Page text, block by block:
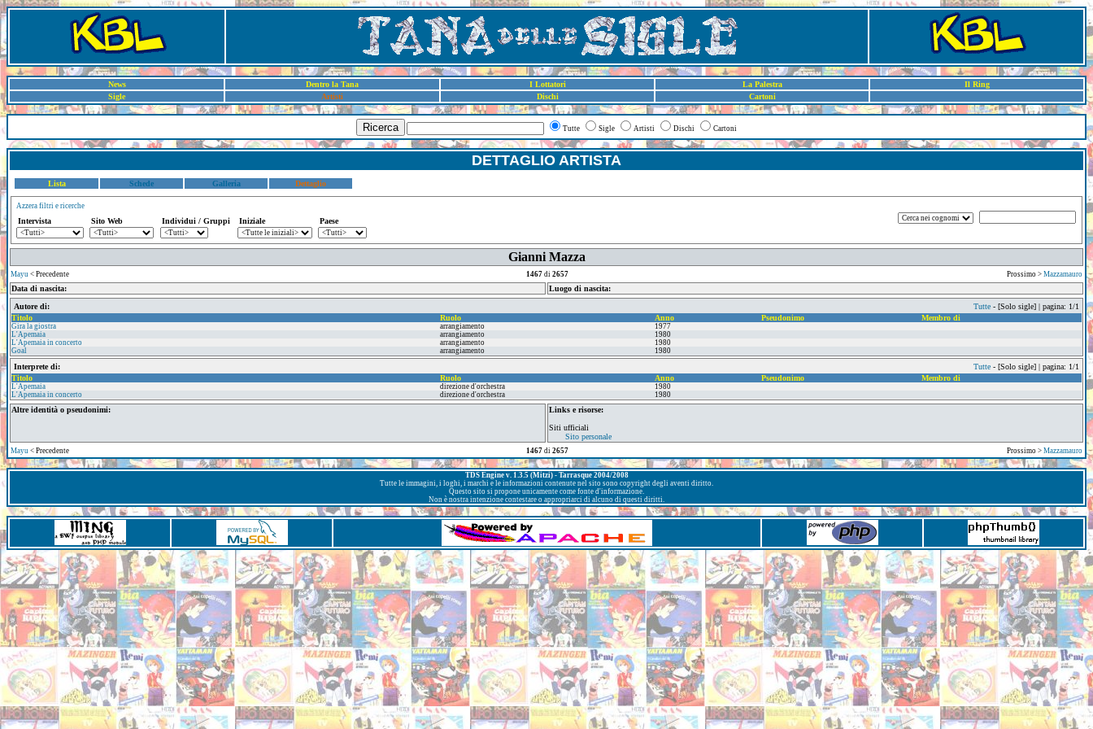
News Dentro la Tana I Lottatori La Palestra
Il Ring
Sigle
Artisti Dischi Cartoni
Ricerca Tutte Sigle Artisti Dischi Cartoni
DETTAGLIO ARTISTA
Lista Schede Galleria Dettaglio
Azzera filtri e ricerche
Intervista Sito Web Individui / Gruppi Iniziale Paese
Gianni Mazza
Mayu < Precedente 1467di 2657 Prossimo > Mazzamauro
Data di nascita:
Luogo di nascita:
Autore di:
Tutte - [Solo sigle] | pagina: 1/1
Titolo
Ruolo Anno Pseudonimo Membro di
Gira la giostra arrangiamento
1977
L'Apemaia
arrangiamento
1980
L'Apemaia in concerto
arrangiamento
1980
Goal
arrangiamento 1980
Interprete di: Tutte - [Solo sigle] | pagina: 1/1
Titolo
Ruolo Anno Pseudonimo Membro di
L'Apemaia direzione d'orchestra
1980
L'Apemaia in concerto
direzione d'orchestra 1980
Altre identità o pseudonimi:
Links e risorse:
Siti ufficiali
Sito personale
Mayu < Precedente 1467di 2657 Prossimo > Mazzamauro
TDS Engine v. 1.3.5 (Mitzi) - Tarrasque 2004/2008
Tutte le immagini, i loghi, i marchi e le informazioni contenute nel sito sono copyright degli aventi diritto.
Questo sito si propone unicamente come fonte d'informazione.
Non è nostra intenzione contestare o appropriarci di alcuno di questi diritti.